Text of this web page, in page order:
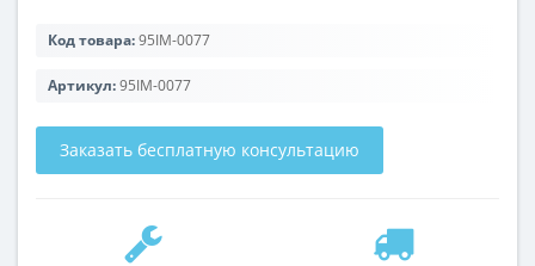
Код товара:95IM-0077
Артикул:95IM-0077
Заказать бесплатную консультацию